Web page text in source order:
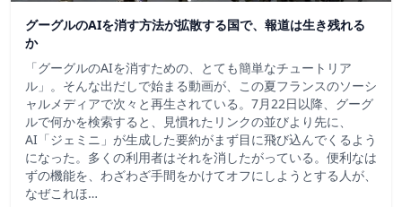
グーグルのAIを消す方法が拡散する国で、報道は生き残れる
か
「グーグルのAIを消すための、とても簡単なチュートリア
ル」。そんな出だしで始まる動画が、この夏フランスのソーシ
ャルメディアで次々と再生されている。7月22日以降、グーグ
ルで何かを検索すると、見慣れたリンクの並びより先に、
AI「ジェミニ」が生成した要約がまず目に飛び込んでくるよう
になった。多くの利用者はそれを消したがっている。便利なは
ずの機能を、わざわざ手間をかけてオフにしようとする人が、
なぜこれほ…